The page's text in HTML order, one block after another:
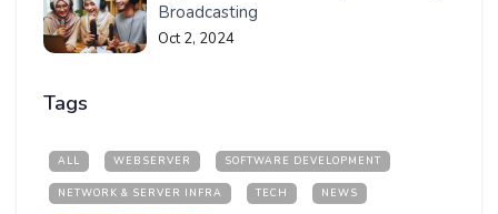
Broadcasting
Oct 2, 2024
Tags
ALL WEBSERVER SOFTWARE DEVELOPMENT
NETWORK & SERVER INFRA TECH NEWS